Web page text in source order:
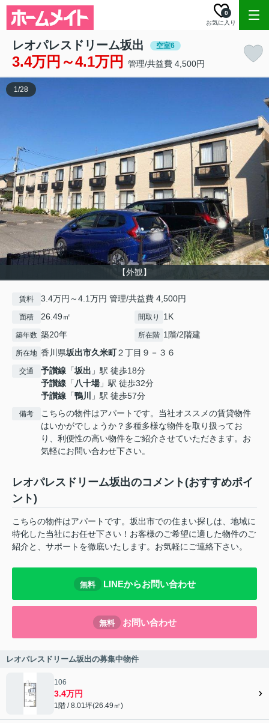
お気に入り
0
レオパレスドリーム坂出 空室6
3.4万円～4.1万円 管理/共益費 4,500円
【外観】
1/28
賃料 3.4万円～4.1万円 管理/共益費 4,500円
面積 26.49㎡ 間取り 1K
築年数 築20年 所在階 1階/2階建
所在地 香川県坂出市久米町２丁目９－３６
交通 予讃線 「坂出 」駅 徒歩18分
予讃線 「八十場」駅 徒歩32分
予讃線 「鴨川 」駅 徒歩57分
備考
こちらの物件はアパートです。当社オススメの賃貸物件
はいかがでしょうか？多種多様な物件を取り扱ってお
り、利便性の高い物件をご紹介させていただきます。お
気軽にお問い合わせ下さい。
レオパレスドリーム坂出のコメント(おすすめポイ
ント)
こちらの物件はアパートです。坂出市での住まい探しは、地域に
特化した当社にお任せ下さい！お客様のご希望に適した物件のご
紹介と、サポートを徹底いたします。お気軽にご連絡下さい。
無料 LINEからお問い合わせ
無料 お問い合わせ
レオパレスドリーム坂出の募集中物件
106
3.4万円
1階 / 8.01坪(26.49㎡)